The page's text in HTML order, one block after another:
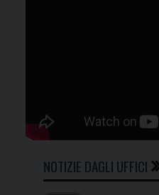
NOTIZIE DAGLI UFFICI